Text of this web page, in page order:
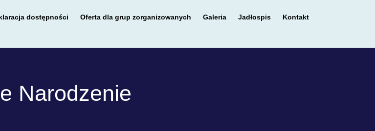
dostępności Oferta dla grup zorganizowanych Galeria Jadłospis Kontakt
Narodzenie